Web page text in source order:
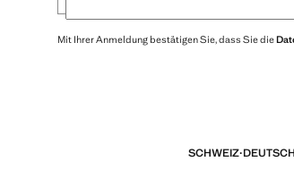
Mit Ihrer Anmeldung bestätigen Sie, dass Sie die
SCHWEIZ·DEUTSCH